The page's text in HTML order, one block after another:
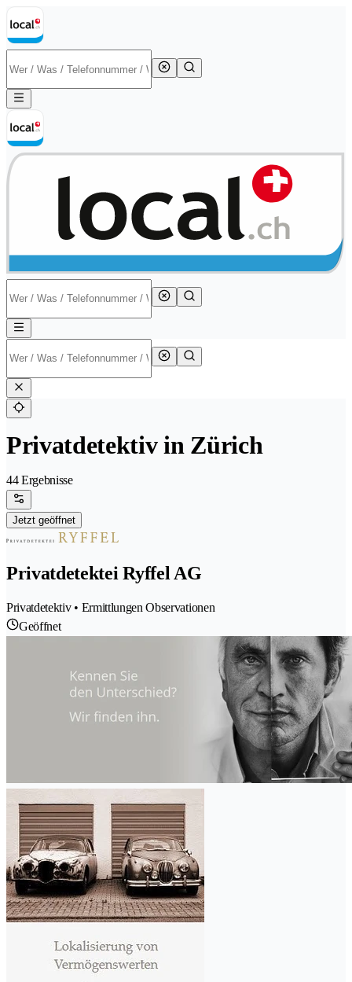
Privatdetektiv in Zürich
44 Ergebnisse
Jetzt geöffnet
Privatdetektei Ryffel AG
Privatdetektiv • Ermittlungen Observationen
Geöffnet